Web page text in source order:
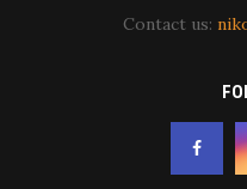
Contact us: